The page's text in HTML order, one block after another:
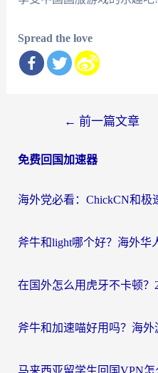
Spread the love
导
← 前一篇文章
免费回国加速器